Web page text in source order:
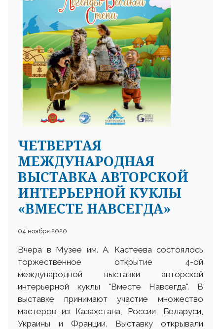
ЧЕТВЕРТАЯ
МЕЖДУНАРОДНАЯ
ВЫСТАВКА АВТОРСКОЙ
ИНТЕРЬЕРНОЙ КУКЛЫ
«ВМЕСТЕ НАВСЕГДА»
04 ноября 2020
Вчера в Музее им. А. Кастеева состоялось
торжественное открытие 4-ой
международной выставки авторской
интерьерной куклы "Вместе Навсегда". В
выставке принимают участие множество
мастеров из Казахстана, России, Беларуси,
Украины и Франции. Выставку открывали